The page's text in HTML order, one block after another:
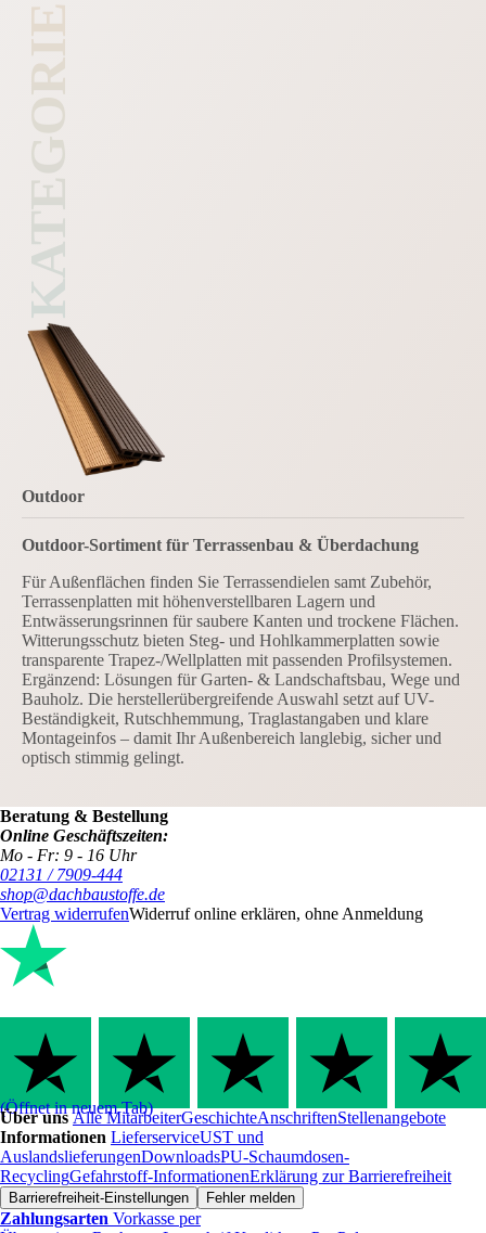
KATEGORIE
Outdoor
Outdoor-Sortiment für Terrassenbau & Überdachung
Für Außenflächen finden Sie Terrassendielen samt Zubehör,
Terrassenplatten mit höhenverstellbaren Lagern und
Entwässerungsrinnen für saubere Kanten und trockene Flächen.
Witterungsschutz bieten Steg- und Hohlkammerplatten sowie
transparente Trapez-/Wellplatten mit passenden Profilsystemen.
Ergänzend: Lösungen für Garten- & Landschaftsbau, Wege und
Bauholz. Die herstellerübergreifende Auswahl setzt auf UV-
Beständigkeit, Rutschhemmung, Traglastangaben und klare
Montageinfos – damit Ihr Außenbereich langlebig, sicher und
optisch stimmig gelingt.
Beratung & Bestellung
Online Geschäftszeiten:
Mo - Fr: 9 - 16 Uhr
02131 / 7909-444
shop@dachbaustoffe.de
Vertrag widerrufenWiderruf online erklären, ohne Anmeldung
(Öffnet in neuem Tab)
Über unsAlle MitarbeiterGeschichteAnschriftenStellenangebote
Informationen LieferserviceUST und
AuslandslieferungenDownloadsPU-Schaumdosen-
RecyclingGefahrstoff-InformationenErklärung zur Barrierefreiheit
Barrierefreiheit-Einstellungen Fehler melden
Zahlungsarten Vorkasse per